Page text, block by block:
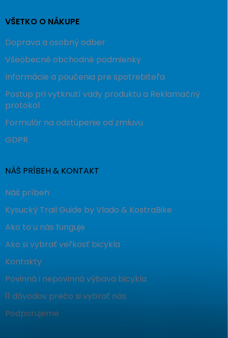
VŠETKO O NÁKUPE
Doprava a osobný odber
Všeobecné obchodné podmienky
Informácie a poučenia pre spotrebiteľa
Postup pri vytknutí vady produktu a Reklamačný
protokol
Formulár na odstúpenie od zmluvu
GDPR
NÁŠ PRÍBEH & KONTAKT
Náš príbeh
Kysucký Trail Guide by Vlado & KostraBike
Ako to u nás funguje
Ako si vybrať veľkosť bicykla
Kontakty
Povinná i nepovinná výbava bicykla
11 dôvodov prečo si vybrať nás
Podporujeme